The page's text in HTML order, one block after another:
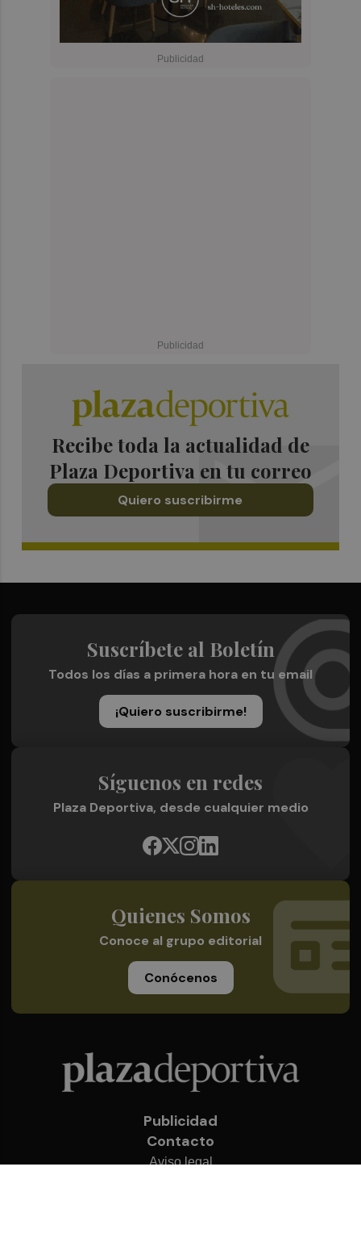
Recibe toda la actualidad de
Plaza Deportiva en tu correo
Quiero suscribirme
Suscríbete al Boletín
Todos los días a primera hora en tu email
¡Quiero suscribirme!
Síguenos en redes
Plaza Deportiva, desde cualquier medio
Quienes Somos
Conoce al grupo editorial
Conócenos
Publicidad
Contacto
Aviso legal